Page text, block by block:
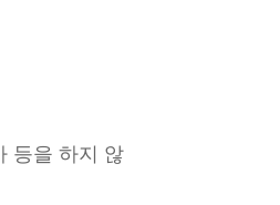
등을 하지 않